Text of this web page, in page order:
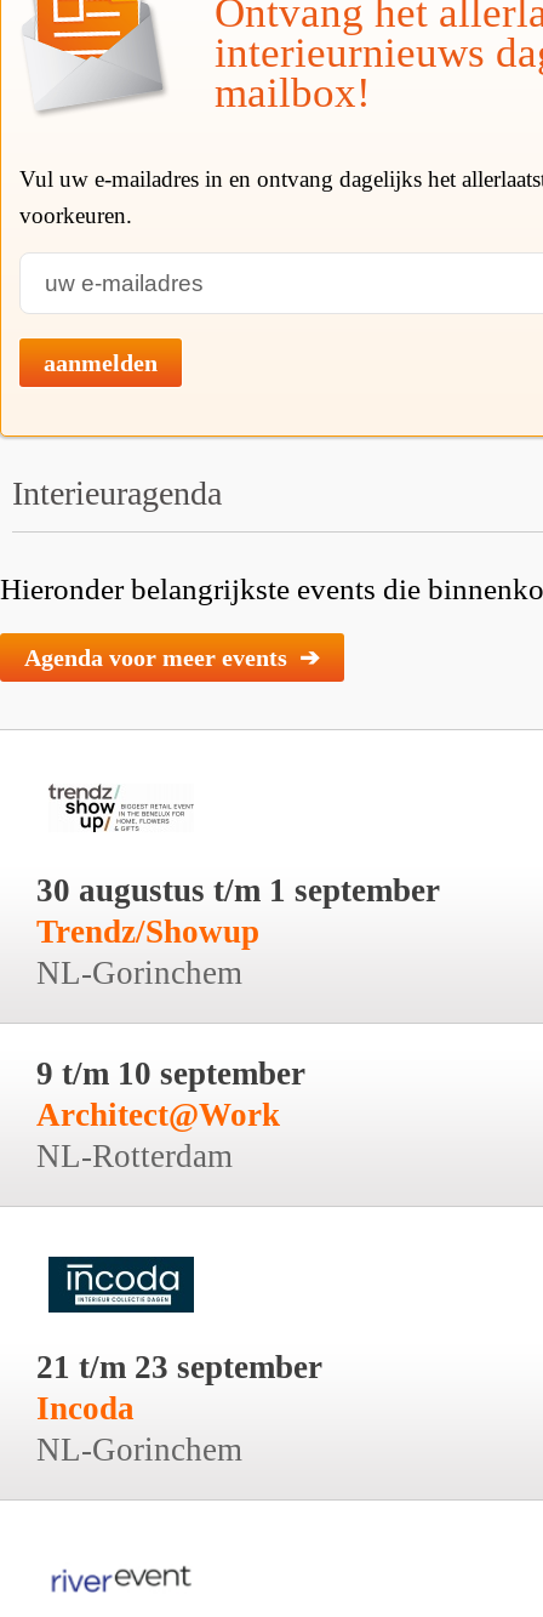
Ontvang het
interieurnieuws
mailbox!
Vul uw e-mailadres in en ontvang dagelijks het
voorkeuren.
aanmelden
Interieuragenda
Hieronder belangrijkste events die
Agenda voor meer events ➔
30 augustus t/m 1 september
Trendz/Showup
NL-Gorinchem
9 t/m 10 september
Architect@Work
NL-Rotterdam
21 t/m 23 september
Incoda
NL-Gorinchem